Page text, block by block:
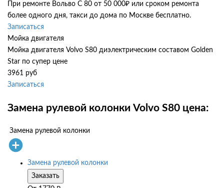
При ремонте Вольво С 80 от 50 000₽ или сроком ремонта
более одного дня, такси до дома по Москве бесплатно.
Записаться
Мойка двигателя
Мойка двигателя Volvo S80 диэлектрическим составом Golden
Star по супер цене
3961 руб
Записаться
Замена рулевой колонки Volvo S80 цена:
Замена рулевой колонки
Замена рулевой колонки
Заказать